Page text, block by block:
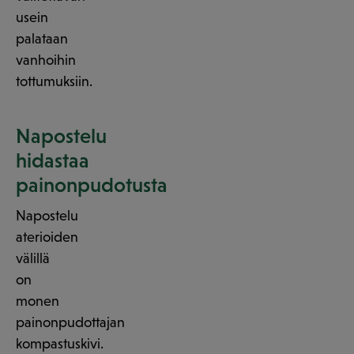
usein
palataan
vanhoihin
tottumuksiin.
Napostelu
hidastaa
painonpudotusta
Napostelu
aterioiden
välillä
on
monen
painonpudottajan
kompastuskivi.